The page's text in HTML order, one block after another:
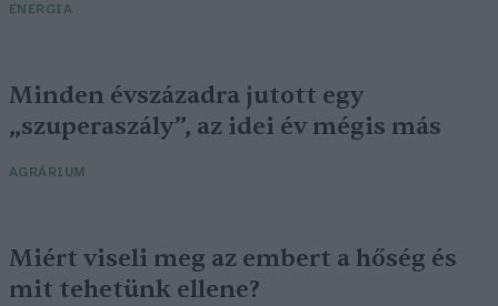
ENERGIA
Minden évszázadra jutott egy
„szuperaszály”, az idei év mégis más
AGRÁRIUM
Miért viseli meg az embert a hőség és
mit tehetünk ellene?